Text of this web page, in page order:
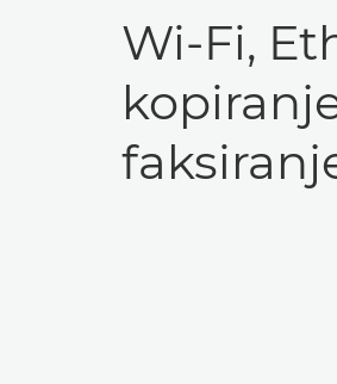
Wi-Fi,